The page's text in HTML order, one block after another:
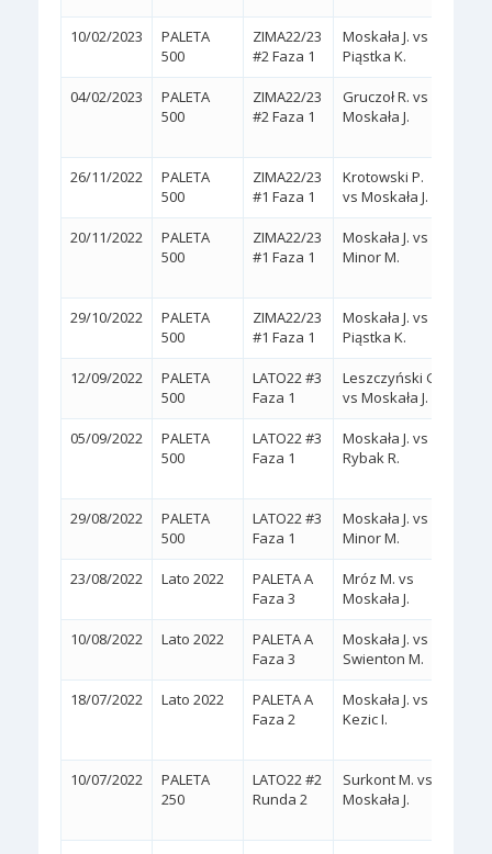
10/02/2023
PALETA
500
ZIMA22/23
#2 Faza 1
Moskała J. vs
Piąstka K.
04/02/2023
PALETA
500
ZIMA22/23
#2 Faza 1
Gruczoł R. vs
Moskała J.
26/11/2022
PALETA
500
ZIMA22/23
#1 Faza 1
Krotowski P.
vs Moskała J.
20/11/2022
PALETA
500
ZIMA22/23
#1 Faza 1
Moskała J. vs
Minor M.
29/10/2022
PALETA
500
ZIMA22/23
#1 Faza 1
Moskała J. vs
Piąstka K.
12/09/2022
PALETA
500
LATO22 #3
Faza 1
Leszczyński G.
vs Moskała J.
05/09/2022
PALETA
500
LATO22 #3
Faza 1
Moskała J. vs
Rybak R.
29/08/2022
PALETA
500
LATO22 #3
Faza 1
Moskała J. vs
Minor M.
23/08/2022 Lato 2022
PALETA A
Faza 3
Mróz M. vs
Moskała J.
10/08/2022 Lato 2022
PALETA A
Faza 3
Moskała J. vs
Swienton M.
18/07/2022 Lato 2022
PALETA A
Faza 2
Moskała J. vs
Kezic I.
10/07/2022
PALETA
250
LATO22 #2
Runda 2
Surkont M. vs
Moskała J.